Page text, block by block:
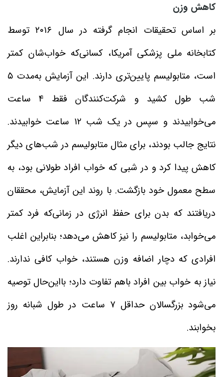
کاهش وزن
بر اساس تحقیقات انجام گرفته در سال ۲۰۱۶ توسط
کتابخانه ملی پزشکی آمریکا، کسانی‌که خواب‌شان کمتر
است، متابولیسم پایین‌تری دارند. این آزمایش به‌مدت ۵
شب طول کشید و شرکت‌کنندگان فقط ۴ ساعت
می‌خوابیدند و سپس در یک شب ۱۲ ساعت خوابیدند.
نتایج جالب بودند، برای مثال متابولیسم در شب‌های دیگر
کاهش پیدا کرد و در شبی که خواب افراد طولانی‌ بود، به
سطح معمول خود بازگشت. با روند این آزمایش، محققان
دریافتند که بدن برای حفظ انرژی در زمانی‌که فرد کمتر
می‌خوابد، متابولیسم را نیز کاهش می‌دهد؛ بنابراین اغلب
افرادی که دچار اضافه وزن هستند، خواب کافی ندارند.
نیاز به خواب بین افراد باهم تفاوت دارد؛ بااین‌حال توصیه
می‌شود بزرگسالان حداقل ۷ ساعت در طول شبانه روز
بخوابند.